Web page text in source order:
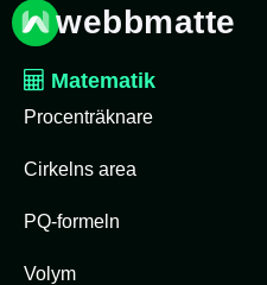
webbmatte
Matematik
Procenträknare
Cirkelns area
PQ-formeln
Volym